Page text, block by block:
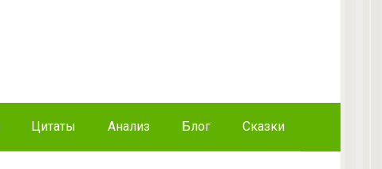
Цитаты Анализ Блог Сказки